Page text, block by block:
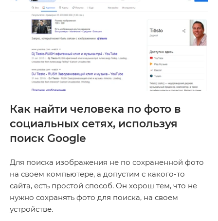
Как найти человека по фото в
социальных сетях, используя
поиск Google
Для поиска изображения не по сохраненной фото
на своем компьютере, а допустим с какого-то
сайта, есть простой способ. Он хорош тем, что не
нужно сохранять фото для поиска, на своем
устройстве.